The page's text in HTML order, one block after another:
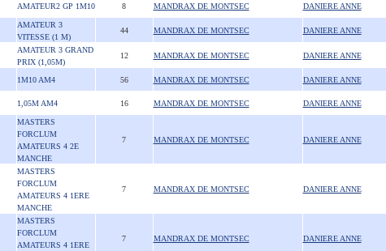
AMATEUR2 GP 1M10 8 MANDRAX DE MONTSEC DANIERE ANNE
AMATEUR 3
VITESSE (1 M)
44 MANDRAX DE MONTSEC DANIERE ANNE
AMATEUR 3 GRAND
PRIX (1,05M)
12 MANDRAX DE MONTSEC DANIERE ANNE
1M10 AM4 56 MANDRAX DE MONTSEC DANIERE ANNE
1,05M AM4 16 MANDRAX DE MONTSEC DANIERE ANNE
MASTERS
FORCLUM
AMATEURS 4 2E
MANCHE
7 MANDRAX DE MONTSEC DANIERE ANNE
MASTERS
FORCLUM
AMATEURS 4 1ERE
MANCHE
7 MANDRAX DE MONTSEC DANIERE ANNE
MASTERS
FORCLUM
AMATEURS 4 1ERE
7 MANDRAX DE MONTSEC DANIERE ANNE